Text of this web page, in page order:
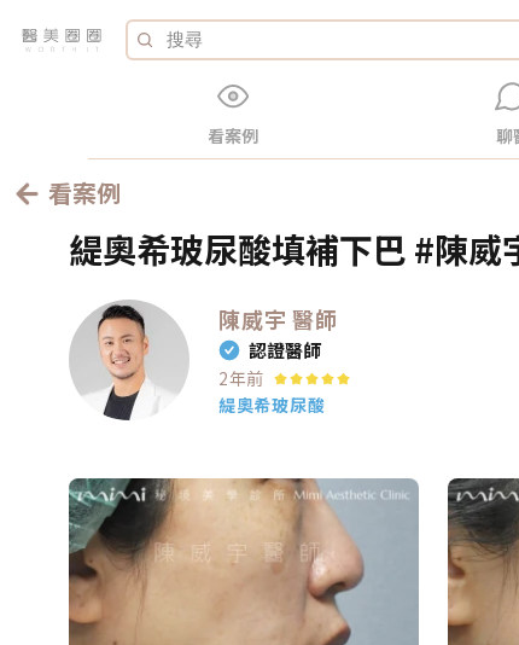
看案例 聊
看案例
緹奧希玻尿酸填補下巴 #陳
陳威宇 醫師
認證醫師
2年前
緹奧希玻尿酸